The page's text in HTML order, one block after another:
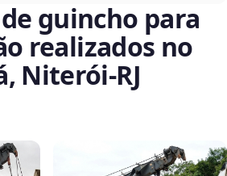
guincho para
realizados no
Niterói‑RJ